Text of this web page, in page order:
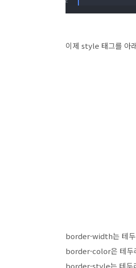
이제 style 태그를 아
border-width는 테두
border-color은 테두
border-style는 테두